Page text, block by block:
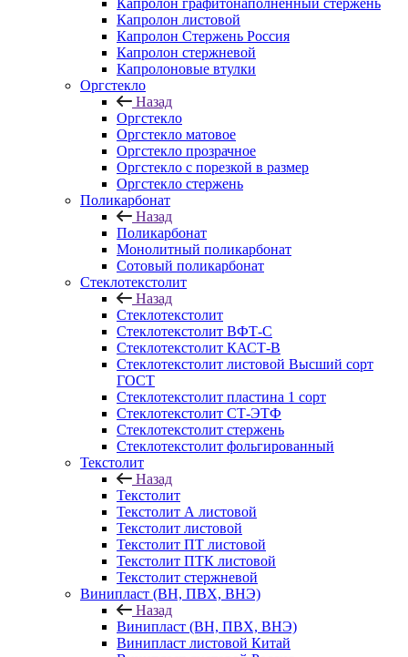
Капролон графитонаполненный стержень
Капролон листовой
Капролон Стержень Россия
Капролон стержневой
Капролоновые втулки
Оргстекло
Назад
Оргстекло
Оргстекло матовое
Оргстекло прозрачное
Оргстекло с порезкой в размер
Оргстекло стержень
Поликарбонат
Назад
Поликарбонат
Монолитный поликарбонат
Сотовый поликарбонат
Стеклотекстолит
Назад
Стеклотекстолит
Стеклотекстолит ВФТ-С
Стеклотекстолит КАСТ-В
Стеклотекстолит листовой Высший сорт
ГОСТ
Стеклотекстолит пластина 1 сорт
Стеклотекстолит СТ-ЭТФ
Стеклотекстолит стержень
Стеклотекстолит фольгированный
Текстолит
Назад
Текстолит
Текстолит А листовой
Текстолит листовой
Текстолит ПТ листовой
Текстолит ПТК листовой
Текстолит стержневой
Винипласт (ВН, ПВХ, ВНЭ)
Назад
Винипласт (ВН, ПВХ, ВНЭ)
Винипласт листовой Китай